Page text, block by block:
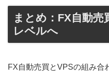
まとめ：FX自動売
レベルへ
FX自動売買とVPSの組み合